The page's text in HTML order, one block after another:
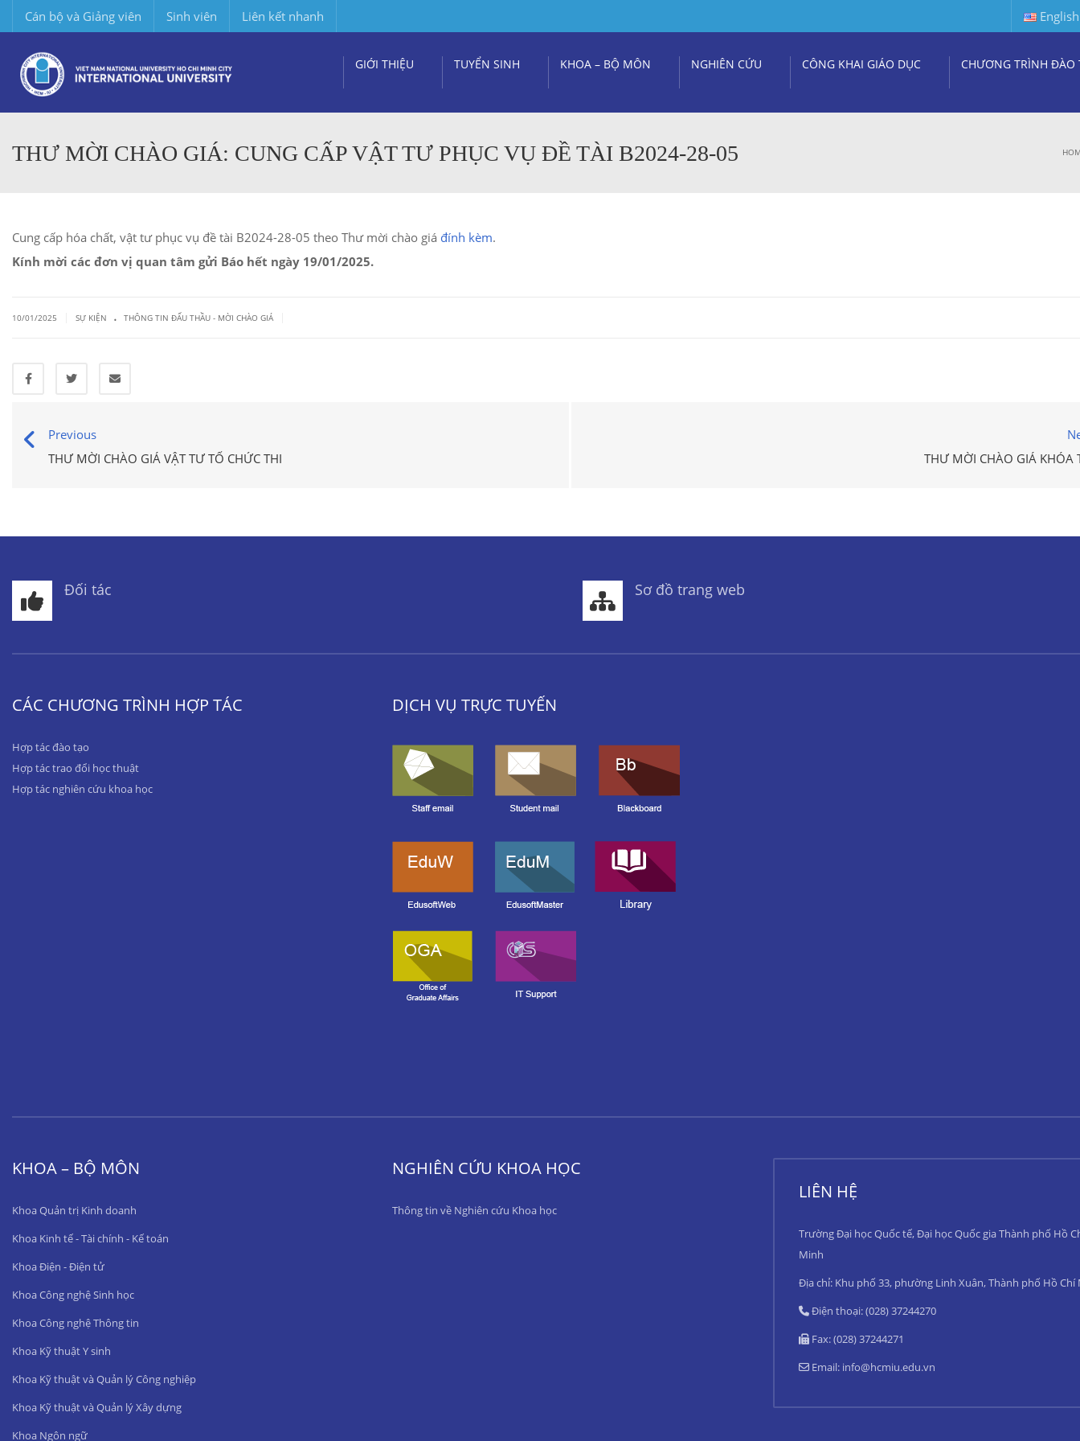
Cán bộ và Giảng viên Sinh viên Liên kết nhanh English
GIỚI THIỆU TUYỂN SINH KHOA – BỘ MÔN NGHIÊN CỨU CÔNG KHAI GIÁO DỤC CHƯƠNG TRÌNH ĐÀO
THƯ MỜI CHÀO GIÁ: CUNG CẤP VẬT TƯ PHỤC VỤ ĐỀ TÀI B2024-28-05
Cung cấp hóa chất, vật tư phục vụ đề tài B2024-28-05 theo Thư mời chào giá đính kèm.
Kính mời các đơn vị quan tâm gửi Báo hết ngày 19/01/2025.
10/01/2025 SỰ KIỆN . THÔNG TIN ĐẤU THẦU - MỜI CHÀO GIÁ
Previous
THƯ MỜI CHÀO GIÁ VẬT TƯ TỔ CHỨC THI
THƯ MỜI CHÀO GIÁ KHÓA
Đối tác Sơ đồ trang web
CÁC CHƯƠNG TRÌNH HỢP TÁC
Hợp tác đào tạo
Hợp tác trao đổi học thuật
Hợp tác nghiên cứu khoa học
DỊCH VỤ TRỰC TUYẾN
KHOA – BỘ MÔN
Khoa Quản trị Kinh doanh
Khoa Kinh tế - Tài chính - Kế toán
Khoa Điện - Điện tử
Khoa Công nghệ Sinh học
Khoa Công nghệ Thông tin
Khoa Kỹ thuật Y sinh
Khoa Kỹ thuật và Quản lý Công nghiệp
Khoa Kỹ thuật và Quản lý Xây dựng
Khoa Ngôn ngữ
NGHIÊN CỨU KHOA HỌC
Thông tin về Nghiên cứu Khoa học
LIÊN HỆ
Trường Đại học Quốc tế, Đại học Quốc gia Thành phố Hồ
Minh
Địa chỉ: Khu phố 33, phường Linh Xuân, Thành phố Hồ Chí
Điện thoại: (028) 37244270
Fax: (028) 37244271
Email: info@hcmiu.edu.vn